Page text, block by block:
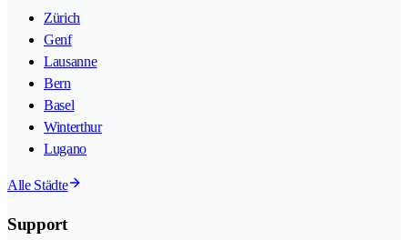
Zürich
Genf
Lausanne
Bern
Basel
Winterthur
Lugano
Alle Städte
Support